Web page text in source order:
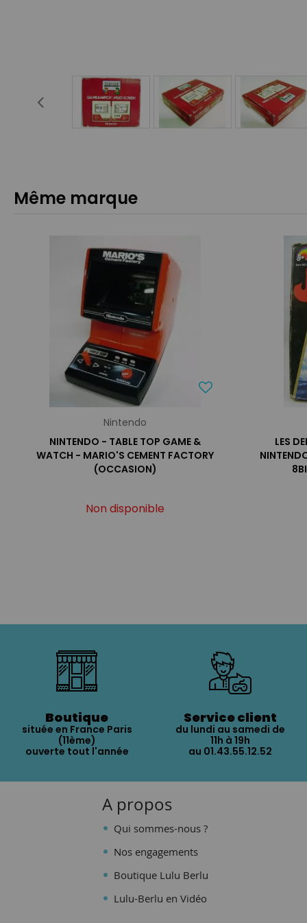
Même marque
Nintendo
NINTENDO - TABLE TOP GAME &
WATCH - MARIO'S CEMENT FACTORY
(OCCASION)
Non disponible
LES
Boutique
située en France Paris
(11ème)
ouverte tout l'année
Service client
du lundi au samedi de
11h à 19h
au 01.43.55.12.52
A propos
Qui sommes-nous ?
Nos engagements
Boutique Lulu Berlu
Lulu-Berlu en Vidéo